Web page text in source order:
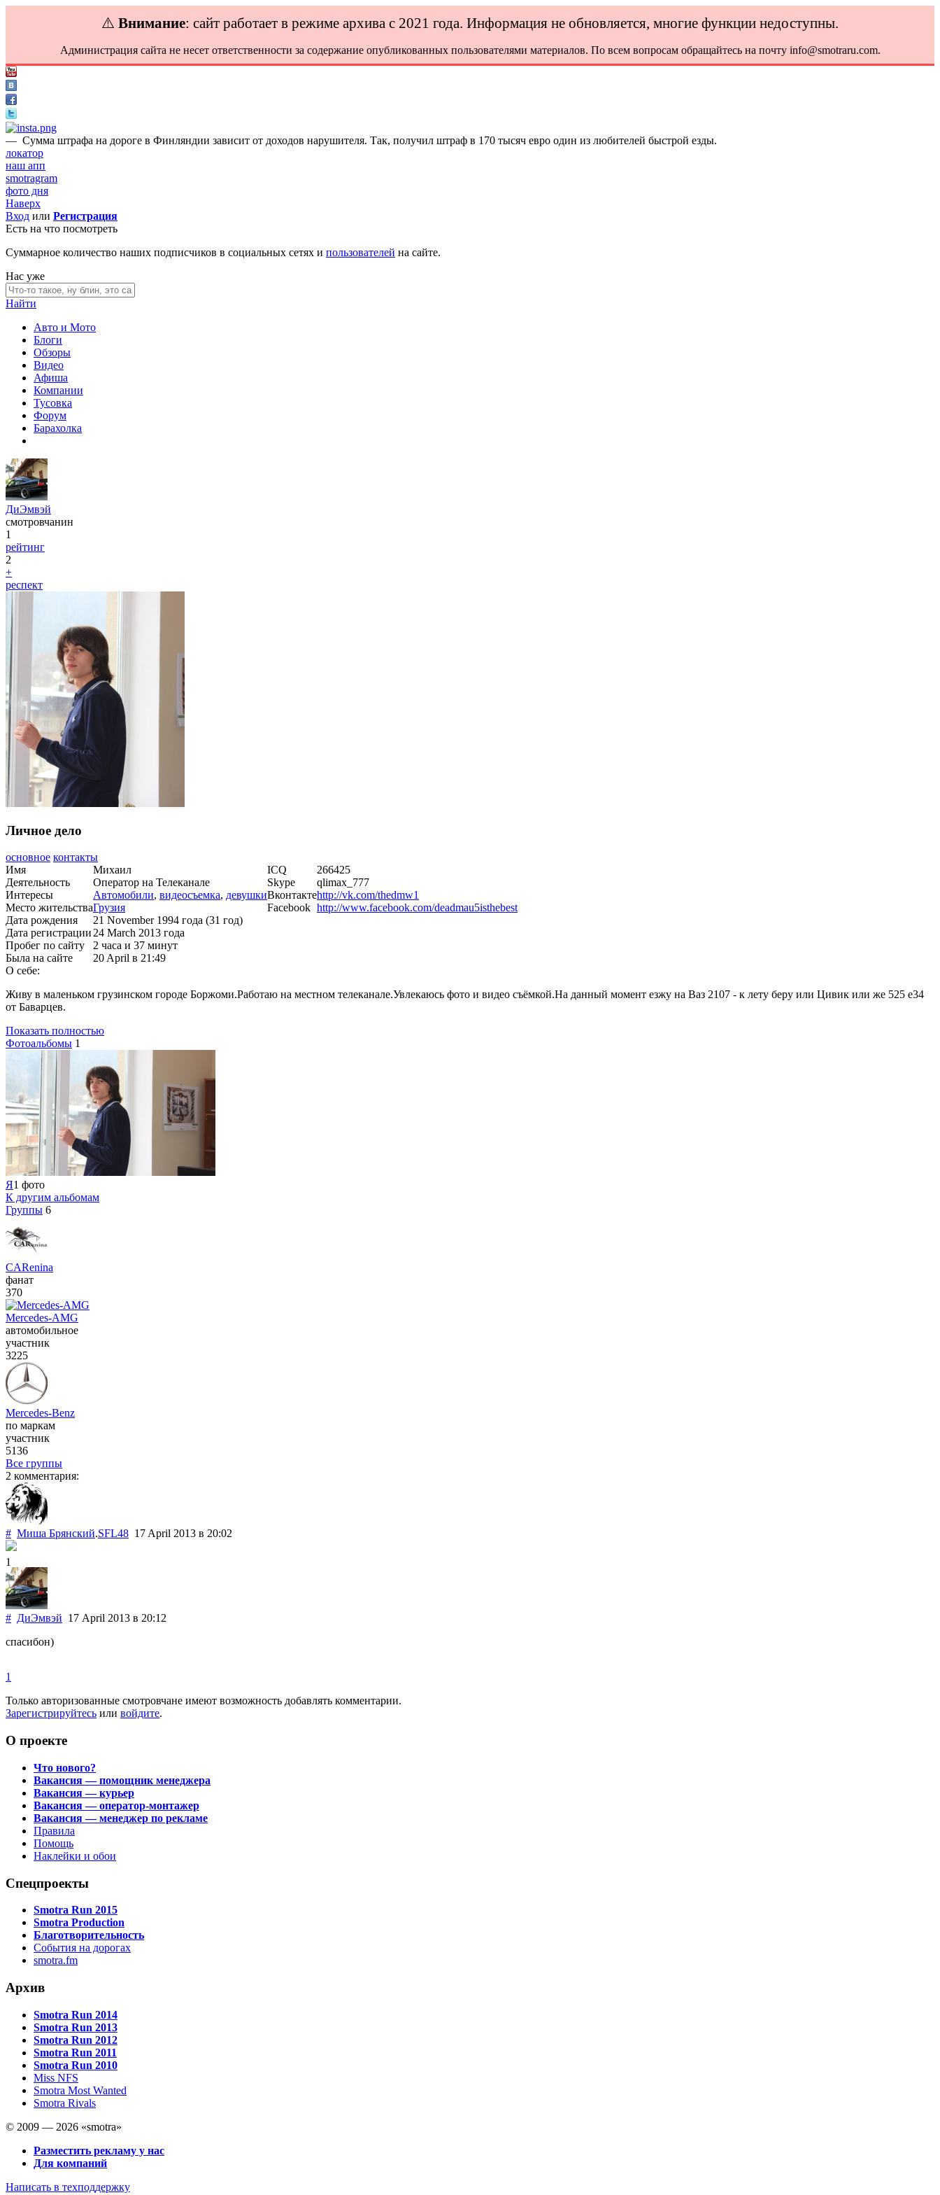
⚠️ Внимание: сайт работает в режиме архива с 2021 года. Информация не обновляется, многие функции недоступны.
Администрация сайта не несет ответственности за содержание опубликованных пользователями материалов. По всем вопросам обращайтесь на почту info@smotraru.com.
— Сумма штрафа на дороге в Финляндии зависит от доходов нарушителя. Так, получил штраф в 170 тысяч евро один из любителей быстрой езды.
локатор
наш апп
smotragram
фото дня
Наверх
Вход или Регистрация
Есть на что посмотреть
Суммарное количество наших подписчиков в социальных сетях и пользователей на сайте.
Нас уже
Найти
Авто и Мото
Блоги
Обзоры
Видео
Афиша
Компании
Тусовка
Форум
Барахолка
ДиЭмвэй
смотровчанин
1
рейтинг
2
+
респект
Личное дело
основное контакты
Имя
Михаил
Деятельность
Оператор на Телеканале
Интересы
Автомобили, видеосъемка, девушки
Место жительстваГрузия
Дата рождения
21 November 1994 года (31 год)
Дата регистрации24 March 2013 года
Пробег по сайту
2 часа и 37 минут
Была на сайте
20 April в 21:49
ICQ
266425
Skype
qlimax_777
Вконтактеhttp://vk.com/thedmw1
Facebook http://www.facebook.com/deadmau5isthebest
О себе:
Живу в маленьком грузинском городе Боржоми.Работаю на местном телеканале.Увлекаюсь фото и видео съёмкой.На данный момент езжу на Ваз 2107 - к лету беру или Цивик или же 525 е34
от Баварцев.
Показать полностью
Фотоальбомы 1
Я1 фото
К другим альбомам
Группы 6
CARenina
фанат
370
Mercedes-AMG
автомобильное
участник
3225
Mercedes-Benz
по маркам
участник
5136
Все группы
2 комментария:
# Миша Брянский.SFL48 17 April 2013 в 20:02
1
# ДиЭмвэй 17 April 2013 в 20:12
спасибон)
1
Только авторизованные смотровчане имеют возможность добавлять комментарии.
Зарегистрируйтесь или войдите.
О проекте
Что нового?
Вакансия — помощник менеджера
Вакансия — курьер
Вакансия — оператор-монтажер
Вакансия — менеджер по рекламе
Правила
Помощь
Наклейки и обои
Спецпроекты
Smotra Run 2015
Smotra Production
Благотворительность
События на дорогах
smotra.fm
Архив
Smotra Run 2014
Smotra Run 2013
Smotra Run 2012
Smotra Run 2011
Smotra Run 2010
Miss NFS
Smotra Most Wanted
Smotra Rivals
© 2009 — 2026 «smotra»
Разместить рекламу у нас
Для компаний
Написать в техподдержку